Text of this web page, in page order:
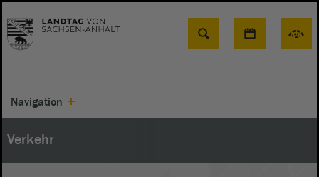
Suche
Navigation
Verkehr